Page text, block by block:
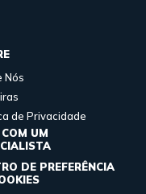
Nós
de Privacidade
COM UM
DE PREFERÊNCIA